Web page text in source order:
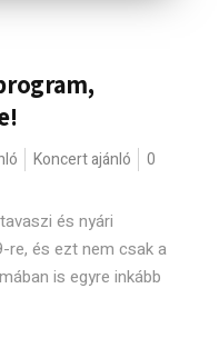
Koncert ajánló
0
és nyári
re, és ezt nem csak a
is egyre inkább